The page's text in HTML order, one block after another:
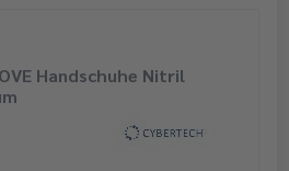
Handschuhe Nitril